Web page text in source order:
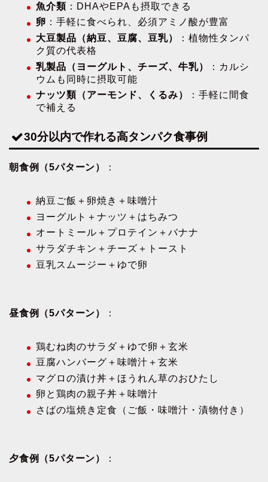
魚介類 ：DHAやEPAも摂取できる
卵 ：手軽に食べられ、必須アミノ酸が豊富
大豆製品（納豆、豆腐、豆乳）
：植物性タンパ
ク質の代表格
乳製品（ヨーグルト、チーズ、牛乳）
：カルシ
ウムも同時に摂取可能
ナッツ類（アーモンド、くるみ）
：手軽に間食
で補える
30分以内で作れる高タンパク食事例
朝食例（5パターン） ：
納豆ご飯＋卵焼き＋味噌汁
ヨーグルト＋ナッツ＋はちみつ
オートミール＋プロテイン＋バナナ
サラダチキン＋チーズ＋トースト
豆乳スムージー＋ゆで卵
昼食例（5パターン） ：
鶏むね肉のサラダ＋ゆで卵＋玄米
豆腐ハンバーグ＋味噌汁＋玄米
マグロの漬け丼＋ほうれん草のおひたし
卵と鶏肉の親子丼＋味噌汁
さばの塩焼き定食（ご飯・味噌汁・漬物付き）
夕食例（5パターン） ：